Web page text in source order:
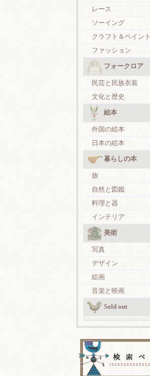
レース
ソーイング
クラフト＆ペイント
ファッション
フォークロア
民芸と民族衣装
文化と歴史
絵本
外国の絵本
日本の絵本
暮らしの本
旅
自然と図鑑
料理と器
インテリア
美術
写真
デザイン
絵画
音楽と映画
Sold out